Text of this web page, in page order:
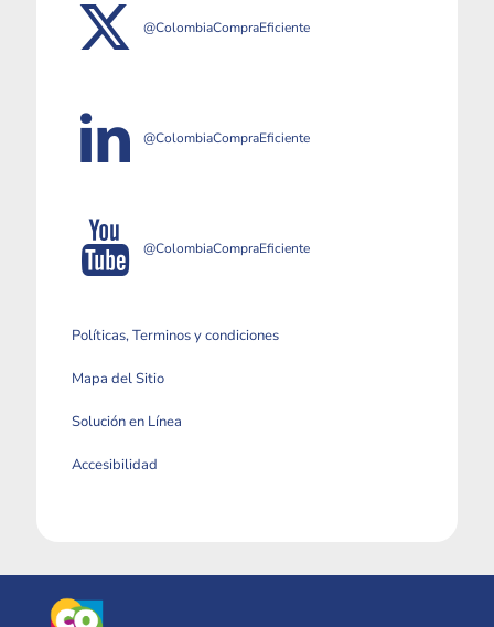
@ColombiaCompraEficiente
@ColombiaCompraEficiente
@ColombiaCompraEficiente
Políticas, Terminos y condiciones
Mapa del Sitio
Solución en Línea
Accesibilidad